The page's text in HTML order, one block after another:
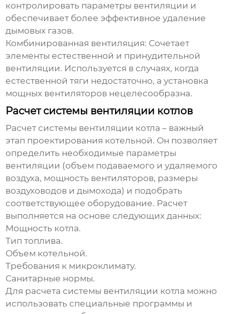
контролировать параметры вентиляции и
обеспечивает более эффективное удаление
дымовых газов.
Комбинированная вентиляция: Сочетает
элементы естественной и принудительной
вентиляции. Используется в случаях, когда
естественной тяги недостаточно, а установка
мощных вентиляторов нецелесообразна.
Расчет системы вентиляции котлов
Расчет системы вентиляции котла – важный
этап проектирования котельной. Он позволяет
определить необходимые параметры
вентиляции (объем подаваемого и удаляемого
воздуха, мощность вентиляторов, размеры
воздуховодов и дымохода) и подобрать
соответствующее оборудование. Расчет
выполняется на основе следующих данных:
Мощность котла.
Тип топлива.
Объем котельной.
Требования к микроклимату.
Санитарные нормы.
Для расчета системы вентиляции котла можно
использовать специальные программы и